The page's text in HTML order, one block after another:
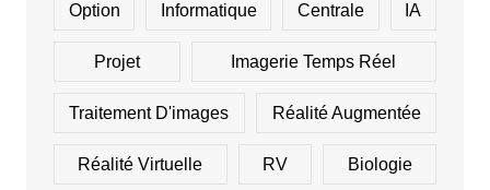
Option Informatique Centrale IA
Projet Imagerie Temps Réel
Traitement D'images Réalité Augmentée
Réalité Virtuelle RV Biologie